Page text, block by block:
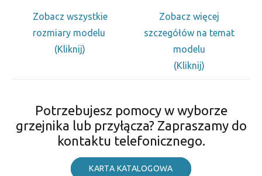
Zobacz wszystkie
rozmiary modelu
(Kliknij)
Zobacz więcej
szczegółów na temat
modelu
(Kliknij)
Potrzebujesz pomocy w wyborze
grzejnika lub przyłącza? Zapraszamy do
kontaktu telefonicznego.
KARTA KATALOGOWA